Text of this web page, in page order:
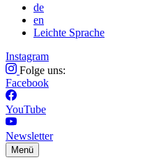
de
en
Leichte Sprache
Instagram
Folge uns:
Facebook
YouTube
Newsletter
Menü